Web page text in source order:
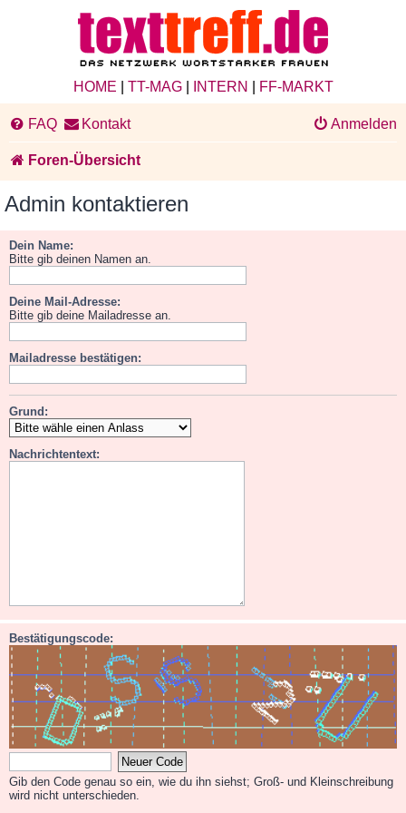
HOME TT-MAG| INTERN FF-MARKT
FAQ Kontakt Anmelden
Foren-Übersicht
Admin kontaktieren
Dein Name:
Bitte gib deinen Namen an.
Deine Mail-Adresse:
Bitte gib deine Mailadresse an.
Mailadresse bestätigen:
Grund:
Nachrichtentext:
Bestätigungscode:
Gib den Code genau so ein, wie du ihn siehst; Groß- und Kleinschreibung
wird nicht unterschieden.